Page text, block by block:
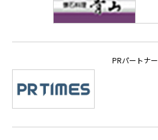
PRパートナー